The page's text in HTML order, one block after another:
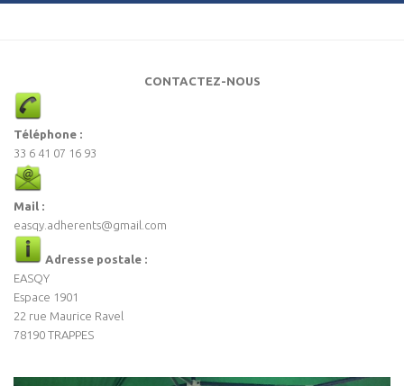
CONTACTEZ-NOUS
Téléphone :
33 6 41 07 16 93
Mail :
easqy.adherents@gmail.com
Adresse postale :
EASQY
Espace 1901
22 rue Maurice Ravel
78190 TRAPPES